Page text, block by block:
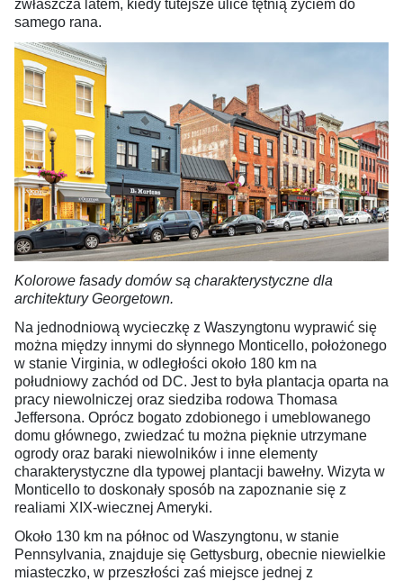
zwłaszcza latem, kiedy tutejsze ulice tętnią życiem do
samego rana.
Kolorowe fasady domów są charakterystyczne dla
architektury Georgetown.
Na jednodniową wycieczkę z Waszyngtonu wyprawić się
można między innymi do słynnego Monticello, położonego
w stanie Virginia, w odległości około 180 km na
południowy zachód od DC. Jest to była plantacja oparta na
pracy niewolniczej oraz siedziba rodowa Thomasa
Jeffersona. Oprócz bogato zdobionego i umeblowanego
domu głównego, zwiedzać tu można pięknie utrzymane
ogrody oraz baraki niewolników i inne elementy
charakterystyczne dla typowej plantacji bawełny. Wizyta w
Monticello to doskonały sposób na zapoznanie się z
realiami XIX-wiecznej Ameryki.
Około 130 km na północ od Waszyngtonu, w stanie
Pennsylvania, znajduje się Gettysburg, obecnie niewielkie
miasteczko, w przeszłości zaś miejsce jednej z